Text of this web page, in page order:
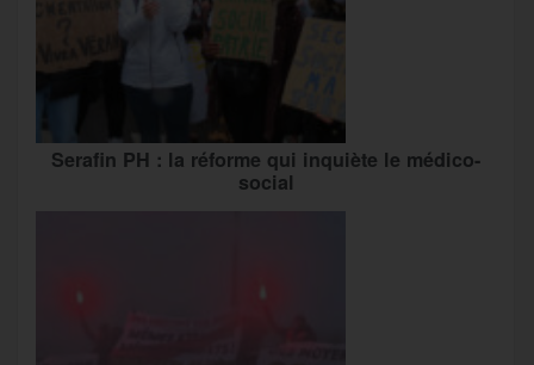
Serafin PH : la réforme qui inquiète le médico-
social